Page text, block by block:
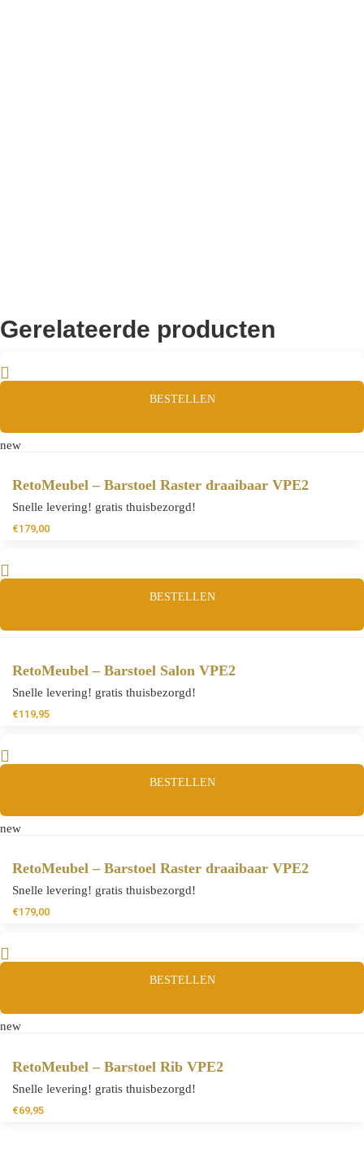
Gerelateerde producten
BESTELLEN
new
RetoMeubel – Barstoel Raster draaibaar VPE2
Snelle levering! gratis thuisbezorgd!
€179,00
BESTELLEN
RetoMeubel – Barstoel Salon VPE2
Snelle levering! gratis thuisbezorgd!
€119,95
BESTELLEN
new
RetoMeubel – Barstoel Raster draaibaar VPE2
Snelle levering! gratis thuisbezorgd!
€179,00
BESTELLEN
new
RetoMeubel – Barstoel Rib VPE2
Snelle levering! gratis thuisbezorgd!
€69,95